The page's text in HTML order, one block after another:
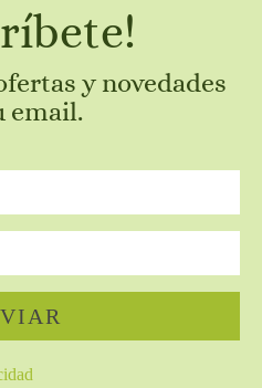
y novedades
email.